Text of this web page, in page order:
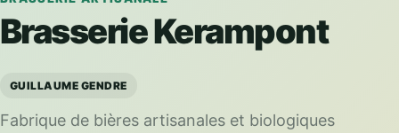
Brasserie Kerampont
GUILLAUME GENDRE
Fabrique de bières artisanales et biologiques